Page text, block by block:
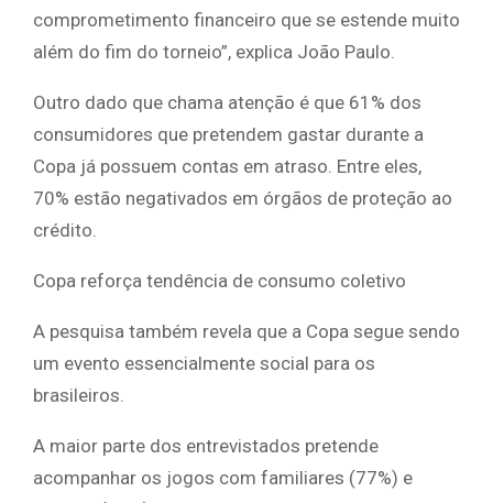
comprometimento financeiro que se estende muito
além do fim do torneio”, explica João Paulo.
Outro dado que chama atenção é que 61% dos
consumidores que pretendem gastar durante a
Copa já possuem contas em atraso. Entre eles,
70% estão negativados em órgãos de proteção ao
crédito.
Copa reforça tendência de consumo coletivo
A pesquisa também revela que a Copa segue sendo
um evento essencialmente social para os
brasileiros.
A maior parte dos entrevistados pretende
acompanhar os jogos com familiares (77%) e